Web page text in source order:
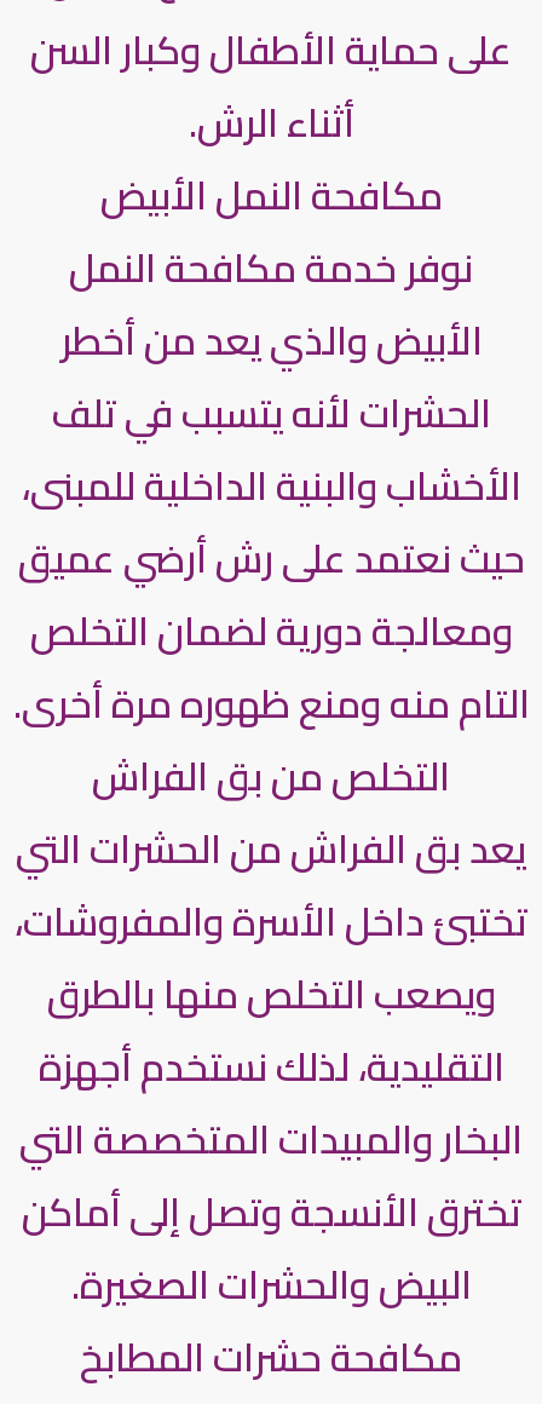
على حماية الأطفال وكبار السن
أثناء الرش.
مكافحة النمل الأبيض
نوفر خدمة مكافحة النمل
الأبيض والذي يعد من أخطر
الحشرات لأنه يتسبب في تلف
الأخشاب والبنية الداخلية للمبنى،
حيث نعتمد على رش أرضي عميق
ومعالجة دورية لضمان التخلص
التام منه ومنع ظهوره مرة أخرى.
التخلص من بق الفراش
يعد بق الفراش من الحشرات التي
تختبئ داخل الأسرة والمفروشات،
ويصعب التخلص منها بالطرق
التقليدية، لذلك نستخدم أجهزة
البخار والمبيدات المتخصصة التي
تخترق الأنسجة وتصل إلى أماكن
البيض والحشرات الصغيرة.
مكافحة حشرات المطابخ